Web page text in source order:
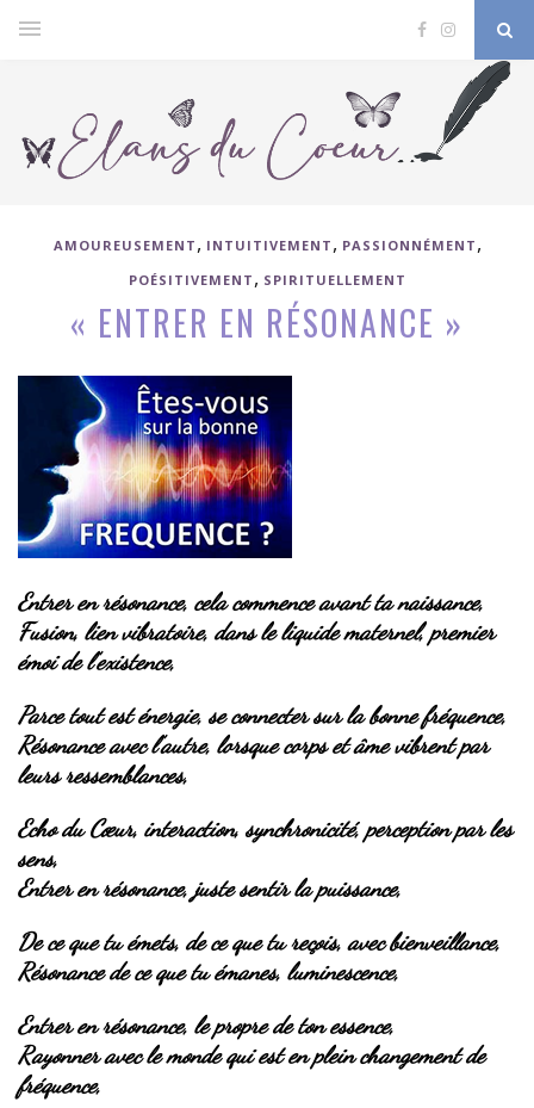
AMOUREUSEMENT , INTUITIVEMENT , PASSIONNÉMENT ,
POÉSITIVEMENT , SPIRITUELLEMENT
« ENTRER EN RÉSONANCE »
Entrer en résonance, cela commence avant ta naissance,
Fusion, lien vibratoire, dans le liquide maternel, premier
émoi de l’existence,
Parce tout est énergie, se connecter sur la bonne fréquence,
Résonance avec l’autre, lorsque corps et âme vibrent par
leurs ressemblances,
Echo du Cœur, interaction, synchronicité, perception par les
sens,
Entrer en résonance, juste sentir la puissance,
De ce que tu émets, de ce que tu reçois, avec bienveillance,
Résonance de ce que tu émanes, luminescence,
Entrer en résonance, le propre de ton essence,
Rayonner avec le monde qui est en plein changement de
fréquence,